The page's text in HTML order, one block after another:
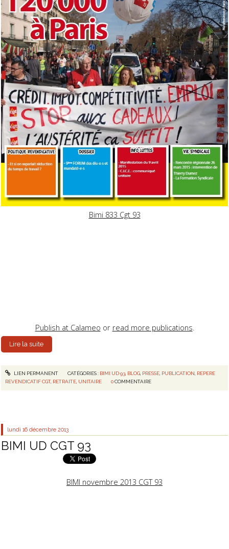
Bimi 833 Cgt 93
Publish at Calameo or read more publications.
Lire la suite
LIEN PERMANENT CATÉGORIES : BIMI UD 93, BLOG, PRESSE, PUBLICATION, REPERE
REVENDICATIF CGT, RETRAITE, UNITAIRE 0 COMMENTAIRE
lundi 16 décembre 2013
BIMI UD CGT 93
BIMI novembre 2013 CGT 93